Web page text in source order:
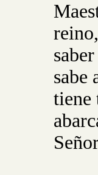
sabe
tiene